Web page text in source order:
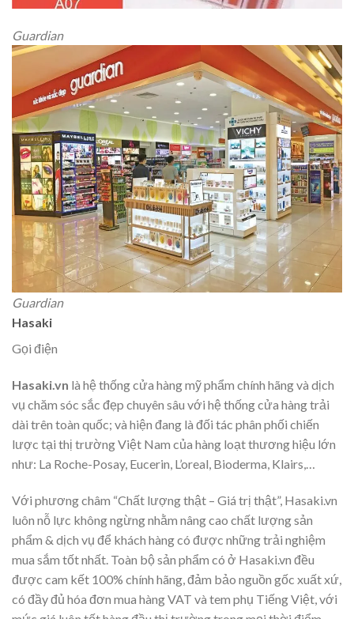
Guardian
Guardian
Hasaki
Gọi điện
Hasaki.vn là hệ thống cửa hàng mỹ phẩm chính hãng và dịch
vụ chăm sóc sắc đẹp chuyên sâu với hệ thống cửa hàng trải
dài trên toàn quốc; và hiện đang là đối tác phân phối chiến
lược tại thị trường Việt Nam của hàng loạt thương hiệu lớn
như: La Roche-Posay, Eucerin, L’oreal, Bioderma, Klairs,…
Với phương châm “Chất lượng thật – Giá trị thật”, Hasaki.vn
luôn nỗ lực không ngừng nhằm nâng cao chất lượng sản
phẩm & dịch vụ để khách hàng có được những trải nghiệm
mua sắm tốt nhất. Toàn bộ sản phẩm có ở Hasaki.vn đều
được cam kết 100% chính hãng, đảm bảo nguồn gốc xuất xứ,
có đầy đủ hóa đơn mua hàng VAT và tem phụ Tiếng Việt, với